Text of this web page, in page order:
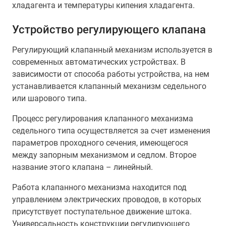
хладагента и температуры кипения хладагента.
Устройство регулирующего клапана
Регулирующий клапанный механизм используется в
современных автоматических устройствах. В
зависимости от способа работы устройства, на нем
устанавливается клапанный механизм седельного
или шарового типа.
Процесс регулирования клапанного механизма
седельного типа осуществляется за счет изменения
параметров проходного сечения, имеющегося
между запорным механизмом и седлом. Второе
название этого клапана – линейный.
Работа клапанного механизма находится под
управлением электрических проводов, в которых
присутствует поступательное движение штока.
Универсальность конструкции регулирующего